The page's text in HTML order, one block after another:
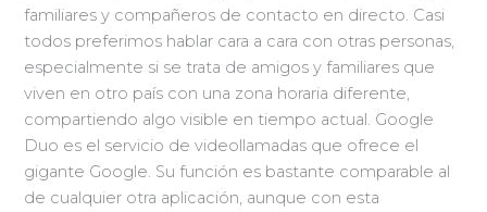
familiares y compañeros de contacto en directo. Casi
todos preferimos hablar cara a cara con otras personas,
especialmente si se trata de amigos y familiares que
viven en otro país con una zona horaria diferente,
compartiendo algo visible en tiempo actual. Google
Duo es el servicio de videollamadas que ofrece el
gigante Google. Su función es bastante comparable al
de cualquier otra aplicación, aunque con esta